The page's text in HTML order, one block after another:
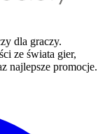
dla graczy.
ze świata gier,
najlepsze promocje.